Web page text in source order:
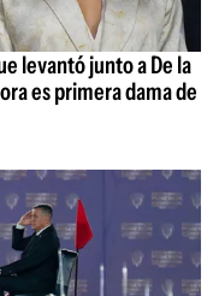
levantó junto a De la
es primera dama de